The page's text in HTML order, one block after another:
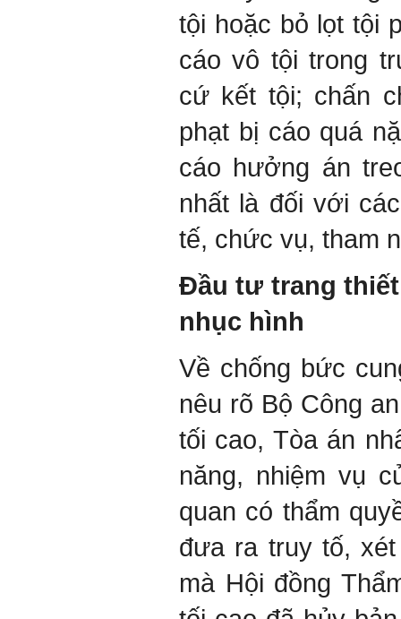
tội hoặc bỏ lọt tội
cáo vô tội trong
cứ kết tội; chấn
phạt bị cáo quá
cáo hưởng án
nhất là đối với
tế, chức vụ, tham
Đầu tư trang
nhục hình
Về chống bức
nêu rõ Bộ Công
tối cao, Tòa án
năng, nhiệm vụ
quan có thẩm
đưa ra truy tố,
mà Hội đồng